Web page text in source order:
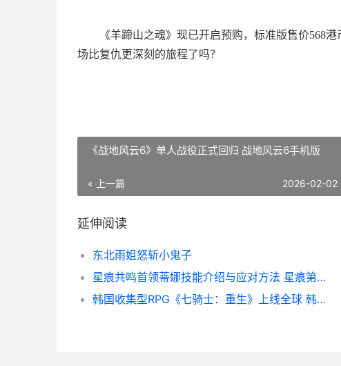
《羊蹄山之魂》现已开启预购，标准版售价568
场比复仇更深刻的旅程了吗？
《战地风云6》单人战役正式回归 战地风云6手机版
« 上一篇 2026-02-02
延伸阅读
东北雨姐怒斩小鬼子
星痕共鸣首领蒂娜技能介绍与应对方法 星痕第三关
韩国收集型RPG《七骑士：重生》上线全球 韩国最新收藏